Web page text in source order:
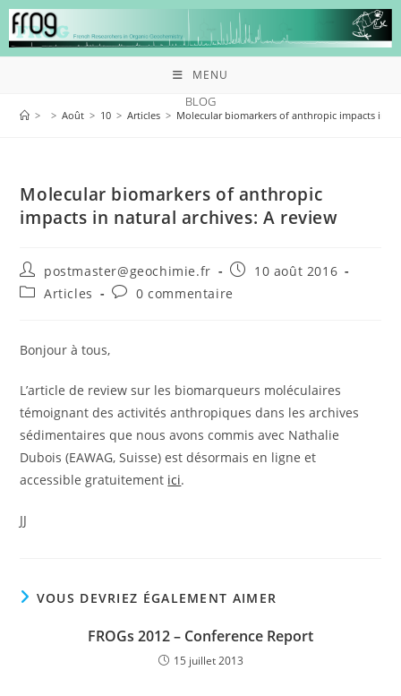
MENU
BLOG
> > Août > 10 > Articles > Molecular biomarkers of anthropic impacts in
Molecular biomarkers of anthropic
impacts in natural archives: A review
postmaster@geochimie.fr
10 août 2016
Articles
0 commentaire
Bonjour à tous,
L’article de review sur les biomarqueurs moléculaires
témoignant des activités anthropiques dans les archives
sédimentaires que nous avons commis avec Nathalie
Dubois (EAWAG, Suisse) est désormais en ligne et
accessible gratuitement ici.
JJ
VOUS DEVRIEZ ÉGALEMENT AIMER
FROGs 2012 – Conference Report
15 juillet 2013